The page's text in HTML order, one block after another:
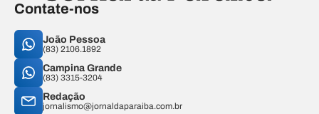
Contate-nos
João Pessoa
(83) 2106.1892
Campina Grande
(83) 3315-3204
Redação
jornalismo@jornaldaparaiba.com.br